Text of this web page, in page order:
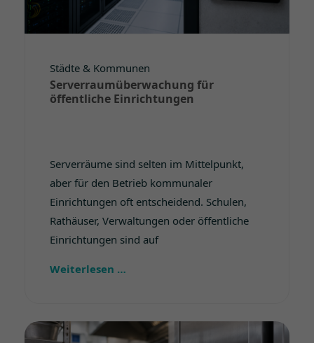
Städte & Kommunen
Serverraumüberwachung für
öffentliche Einrichtungen
Serverräume sind selten im Mittelpunkt,
aber für den Betrieb kommunaler
Einrichtungen oft entscheidend. Schulen,
Rathäuser, Verwaltungen oder öffentliche
Einrichtungen sind auf
Weiterlesen …